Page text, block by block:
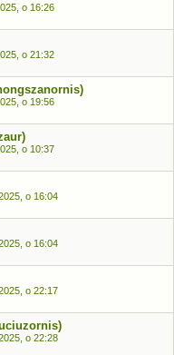
o 16:26
o 21:32
o 19:56
o 10:37
o 16:04
o 16:04
o 22:17
o 22:28